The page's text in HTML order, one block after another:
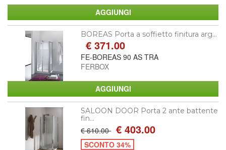
BOREAS Porta a soffietto finitura arg...
€ 371.00
FE-BOREAS 90 AS TRA
FERBOX
SALOON DOOR Porta 2 ante battente
fin...
€ 610.00 € 403.00
SCONTO 34%